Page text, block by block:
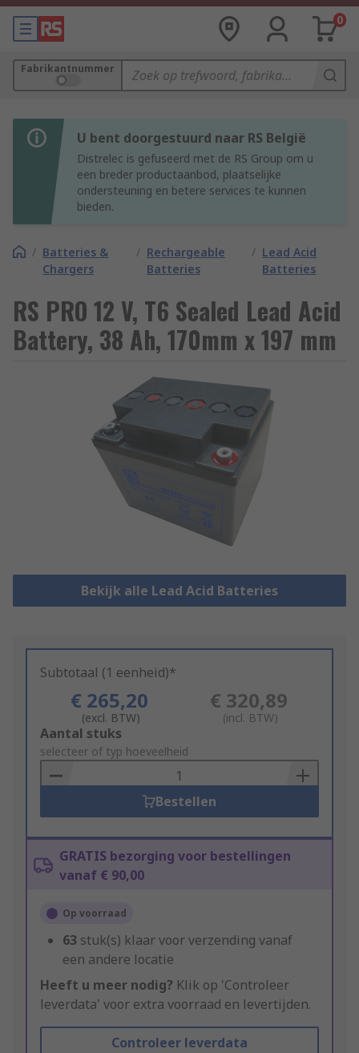
0
Fabrikantnummer
U bent doorgestuurd naar RS België
Distrelec is gefuseerd met de RS Group om u
een breder productaanbod, plaatselijke
ondersteuning en betere services te kunnen
bieden.
/ Batteries &
Chargers
/ Rechargeable
Batteries
/ Lead Acid
Batteries
RS PRO 12 V, T6 Sealed Lead Acid
Battery, 38 Ah, 170mm x 197 mm
Bekijk alle Lead Acid Batteries
Subtotaal (1 eenheid)*
€ 265,20
(excl. BTW)
€ 320,89
(incl. BTW)
Add
to
Basket
Aantal stuks
selecteer of typ hoeveelheid
Bestellen
GRATIS bezorging voor bestellingen
vanaf € 90,00
Op voorraad
63 stuk(s) klaar voor verzending vanaf
een andere locatie
Heeft u meer nodig? Klik op 'Controleer
leverdata' voor extra voorraad en levertijden.
Controleer leverdata